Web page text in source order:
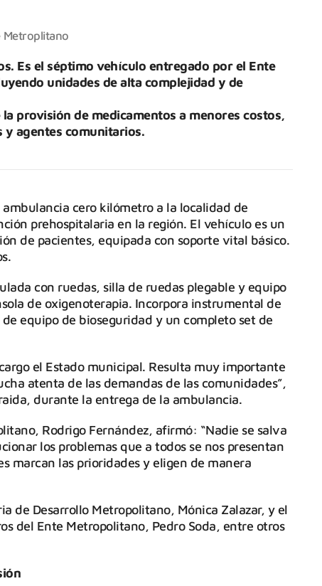
Metroplitano
Es el séptimo vehículo entregado por el Ente
unidades de alta complejidad y de
provisión de medicamentos a menores costos,
y agentes comunitarios.
cero kilómetro a la localidad de
prehospitalaria en la región. El vehículo es un
de pacientes, equipada con soporte vital básico.
con ruedas, silla de ruedas plegable y equipo
de oxigenoterapia. Incorpora instrumental de
equipo de bioseguridad y un completo set de
el Estado municipal. Resulta muy importante
atenta de las demandas de las comunidades”,
durante la entrega de la ambulancia.
Rodrigo Fernández, afirmó: “Nadie se salva
los problemas que a todos se nos presentan
marcan las prioridades y eligen de manera
de Desarrollo Metropolitano, Mónica Zalazar, y el
del Ente Metropolitano, Pedro Soda, entre otros